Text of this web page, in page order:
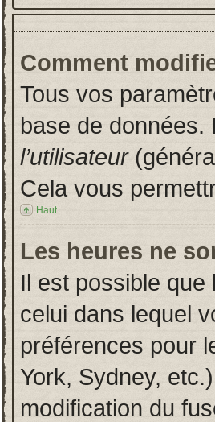
Comment
Tous vos
base de
l’utilisateur
Cela vous
Haut
Les heures ne
Il est possible que
celui dans lequel
préférences pour
York, Sydney,
modification du